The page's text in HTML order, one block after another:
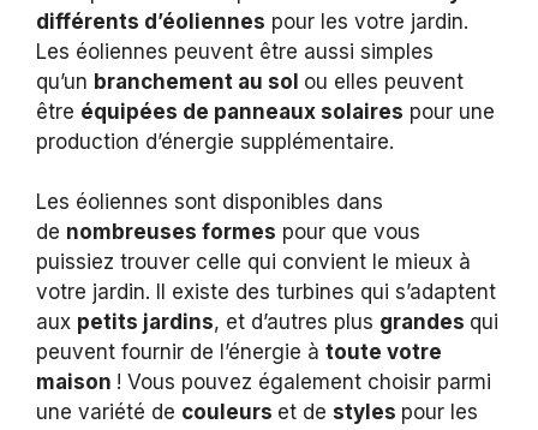
différents d’éoliennes pour les votre jardin.
Les éoliennes peuvent être aussi simples
qu’un branchement au sol ou elles peuvent
être équipées de panneaux solaires pour une
production d’énergie supplémentaire.
Les éoliennes sont disponibles dans
de nombreuses formes pour que vous
puissiez trouver celle qui convient le mieux à
votre jardin. Il existe des turbines qui s’adaptent
aux petits jardins, et d’autres plus grandes qui
peuvent fournir de l’énergie à toute votre
maison ! Vous pouvez également choisir parmi
une variété de couleurs et de styles pour les